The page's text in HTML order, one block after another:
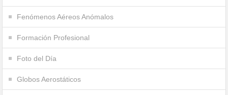
Fenómenos Aéreos Anómalos
Formación Profesional
Foto del Día
Globos Aerostáticos